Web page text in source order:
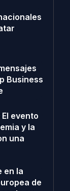
Business
El evento
y la
una
en la
de